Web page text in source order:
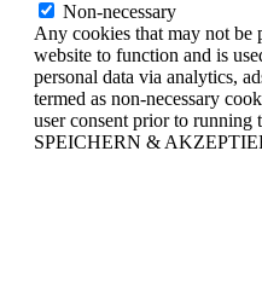
Non-necessary
Any cookies that may not be
website to function and is
personal data via analytics,
termed as non-necessary
user consent prior to running
SPEICHERN &